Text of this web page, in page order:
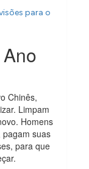
para o
Chinês,
Limpam
Homens
suas
para que